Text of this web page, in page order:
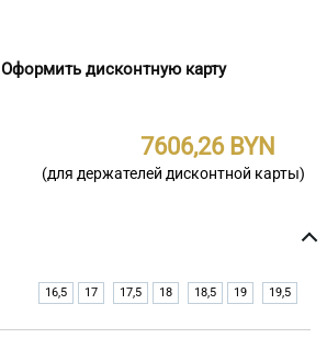
Оформить дисконтную карту
7606,26
(для держателей дисконтной карты)
16,5 17 17,5 18 18,5 19 19,5